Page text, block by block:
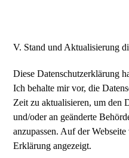
V. Stand und Aktualisierung
Diese Datenschutzerklärung
Ich behalte mir vor, die
Zeit zu aktualisieren, um den
und/oder an geänderte
anzupassen. Auf der
Erklärung angezeigt.